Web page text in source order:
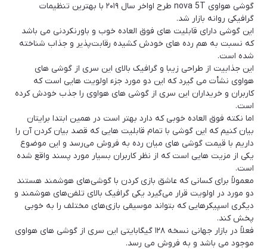
گوشی هواوی nova 5T طرح اواخر سال ۲۰۱۹ با بهترین تنظیمات
گرافیکی روانه بازار شد.
این گوشی دارای قابلیت های فوق العاده خوب و باورنکردنی می باشد
که نسبت به هم رده های خودش کشیده رقابت‌پذیر و جذاب شناخته
شده است.
این جذابیت از طراحی زیبا و گرافیک بالای این سری از گوشی های
هواوی نشأت می گیرد که این دو مورد جزء اولویت هایی است که
کاربران و خریداران این سری از گوشی های هواوی را جذب خودش کرده
است.
اما نکته فوق العاده خوبی که دارد بهتر است در همین ابتدا برایتان
بیان کنیم که این گوشی با تمام قابلیت هایی که قصد بیان کردن آن را
داریم با قیمت گوشی های میان رده به فروش می‌رسد و این موضوع
یکی از مزیت هایی است که از نظر کاربران بسیار مورد پسند واقع شده
است.
معمولاً برای کسانی که عاشق بازی کردن با گوشی‌های هوشمند هستند
دو مورد در اولویت قرار می‌گیرد یکی گرافیک بالای تلفن‌های هوشمند و
دیگری اسپیکرهایی که بتواند موسیقی بازی‌های مختلف را به خوبی
پخش کند.
فعلاً در بازار جهانی نسخه ۱۲۸ گیگابایتی این سری از گوشی های هواوی
موجود می باشد و به فروش می رسد.